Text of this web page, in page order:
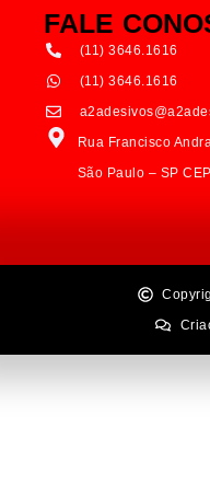
FALE
(11) 3646.1616
(11) 3646.1616
Rua Francisco
São Paulo – SP